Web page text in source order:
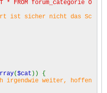
* FROM forum_categorie O
ist sicher nicht das Sc
($cat )) {
weiter, hoffen